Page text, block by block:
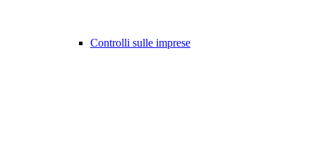
Controlli sulle imprese